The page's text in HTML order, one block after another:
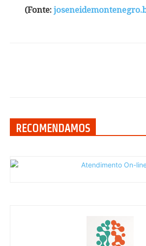
(Fonte:
RECOMENDAMOS